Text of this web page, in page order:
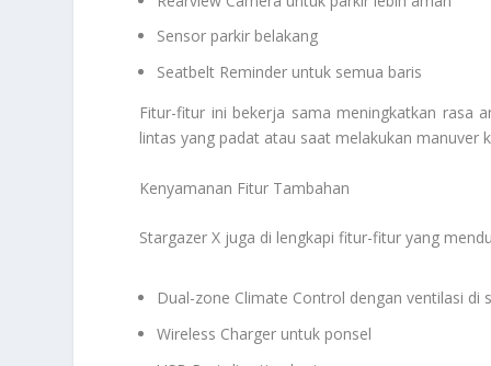
Sensor parkir belakang
Seatbelt Reminder untuk semua baris
Fitur-fitur ini bekerja sama meningkatkan rasa
lintas yang padat atau saat melakukan manuver
Kenyamanan Fitur Tambahan
Stargazer X juga di lengkapi fitur-fitur yang
Dual-zone Climate Control dengan ventilasi di
Wireless Charger untuk ponsel